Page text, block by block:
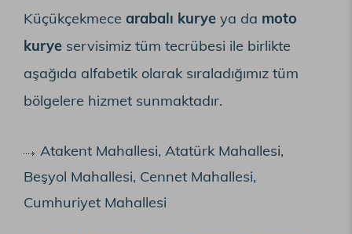
Küçükçekmece arabalı kurye ya da moto
kurye servisimiz tüm tecrübesi ile birlikte
aşağıda alfabetik olarak sıraladığımız tüm
bölgelere hizmet sunmaktadır.
Atakent Mahallesi, Atatürk Mahallesi,
Beşyol Mahallesi, Cennet Mahallesi,
Cumhuriyet Mahallesi